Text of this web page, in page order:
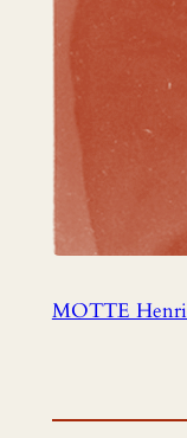
MOTTE